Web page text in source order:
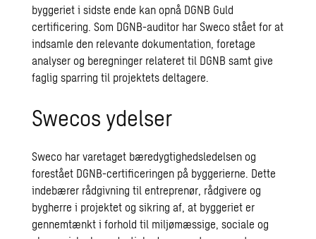
byggeriet i sidste ende kan opnå DGNB Guld
certificering. Som DGNB-auditor har Sweco stået for at
indsamle den relevante dokumentation, foretage
analyser og beregninger relateret til DGNB samt give
faglig sparring til projektets deltagere.
Swecos ydelser
Sweco har varetaget bæredygtighedsledelsen og
forestået DGNB-certificeringen på byggerierne. Dette
indebærer rådgivning til entreprenør, rådgivere og
bygherre i projektet og sikring af, at byggeriet er
gennemtænkt i forhold til miljømæssige, sociale og